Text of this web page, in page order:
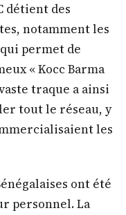
détient des
notamment les
permet de
« Kocc Barma
traque a ainsi
tout le réseau, y
les
ont été
personnel. La